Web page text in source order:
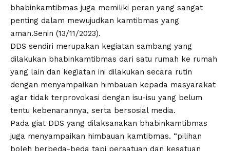
bhabinkamtibmas juga memiliki peran yang sangat
penting dalam mewujudkan kamtibmas yang
aman.Senin (13/11/2023).
DDS sendiri merupakan kegiatan sambang yang
dilakukan bhabinkamtibmas dari satu rumah ke rumah
yang lain dan kegiatan ini dilakukan secara rutin
dengan menyampaikan himbauan kepada masyarakat
agar tidak terprovokasi dengan isu-isu yang belum
tentu kebenarannya, serta bersosial media.
Pada giat DDS yang dilaksanakan bhabinkamtibmas
juga menyampaikan himbauan kamtibmas. “pilihan
boleh berbeda-beda tapi persatuan dan kesatuan